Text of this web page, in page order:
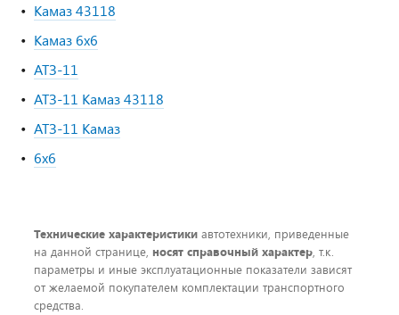
Камаз 43118
Камаз 6х6
АТЗ-11
АТЗ-11 Камаз 43118
АТЗ-11 Камаз
6х6
Технические характеристики автотехники, приведенные
на данной странице, носят справочный характер, т.к.
параметры и иные эксплуатационные показатели зависят
от желаемой покупателем комплектации транспортного
средства.